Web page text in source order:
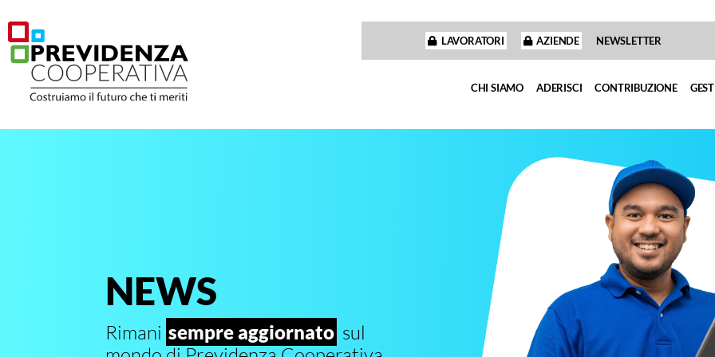
LAVORATORI AZIENDE NEWSLETTER
CHI SIAMO ADERISCI CONTRIBUZIONE
NEWS
Rimani sempre aggiornato sul